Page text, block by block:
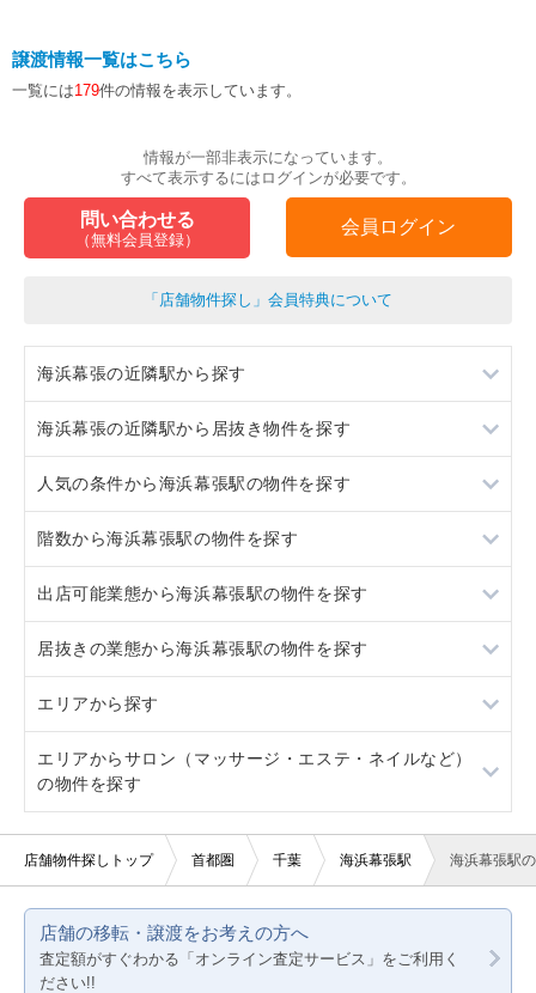
譲渡情報一覧はこちら
一覧には179件の情報を表示しています。
情報が一部非表示になっています。
すべて表示するにはログインが必要です。
問い合わせる
（無料会員登録）
会員ログイン
「店舗物件探し」会員特典について
海浜幕張の近隣駅から探す
検見川浜
幕張豊砂
稲毛海岸
海浜幕張の近隣駅から居抜き物件を探す
検見川浜
幕張豊砂
稲毛海岸
人気の条件から海浜幕張駅の物件を探す
居抜き
スケルトン
駐車場あり
看板取り付け可
階数から海浜幕張駅の物件を探す
1階
3階以上
出店可能業態から海浜幕張駅の物件を探す
重飲食
軽飲食
バー・クラブ
美容室・理容室
サロン（マッサージ・エステ・ネイルなど）
医療・歯科・クリニック
物販・小売
居抜きの業態から海浜幕張駅の物件を探す
その他店舗物件
エリアから探す
東京23区
東京都下
神奈川
千葉
埼玉
エリアからサロン（マッサージ・エステ・ネイルなど）
の物件を探す
東京23区
神奈川
店舗物件探しトップ 首都圏 千葉 海浜幕張駅 海浜幕張駅
店舗の移転・譲渡をお考えの方へ
査定額がすぐわかる「オンライン査定サービス」をご利用く
ださい!!